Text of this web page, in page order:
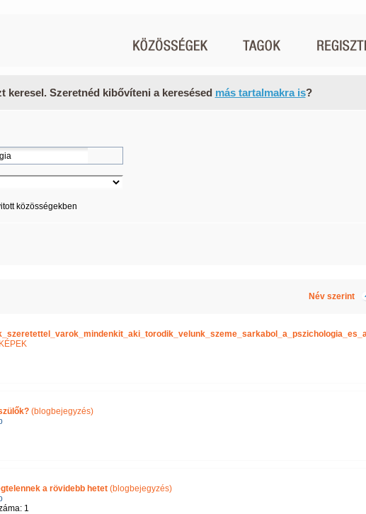
keresel. Szeretnéd kibővíteni a keresésed más tartalmakra is?
közösségekben
Név szerint
(blogbejegyzés)
a rövidebb hetet(blogbejegyzés)
1